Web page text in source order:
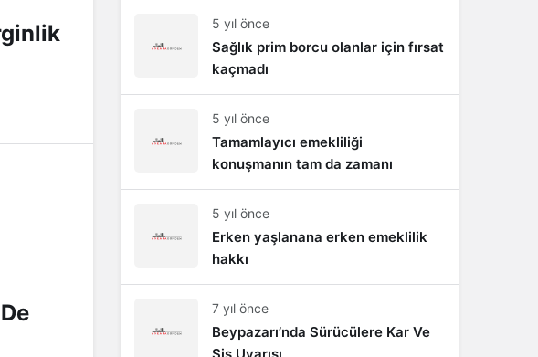
5 yıl önce
Sağlık prim borcu olanlar için fırsat
kaçmadı
5 yıl önce
Tamamlayıcı emekliliği
konuşmanın tam da zamanı
5 yıl önce
Erken yaşlanana erken emeklilik
hakkı
7 yıl önce
Beypazarı’nda Sürücülere Kar Ve